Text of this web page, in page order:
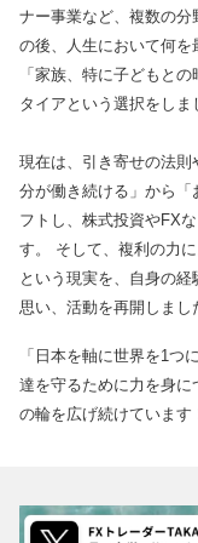
ナー事業など、複数の
の後、人生において何を
「家族、特に子どもと
タイアという選択をしま
現在は、引き寄せの法則
分が働き続ける」から
フトし、株式投資やFX
す。 そして、複利の力
という現実を、自身の
思い、活動を再開しまし
「日本を軸に世界を1つ
達を守るために力を身に
の輪を広げ続けています